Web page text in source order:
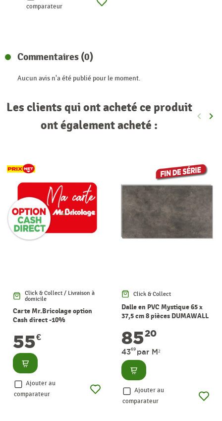
comparateur
Commentaires (0)
Aucun avis n'a été publié pour le moment.
Les clients qui ont acheté ce produit
ont également acheté :
keyboard_arrow_left keyboard_arrow_right
Click & Collect / Livraison à
domicile
Carte Mr.Bricolage option
Cash direct -10%
55€
Consulter
Ajouter au
comparateur
Click & Collect
Dalle en PVC Mystique 65 x
37,5 cm 8 pièces DUMAWALL
8520
4369 par M²
Consulter
Ajouter au
comparateur